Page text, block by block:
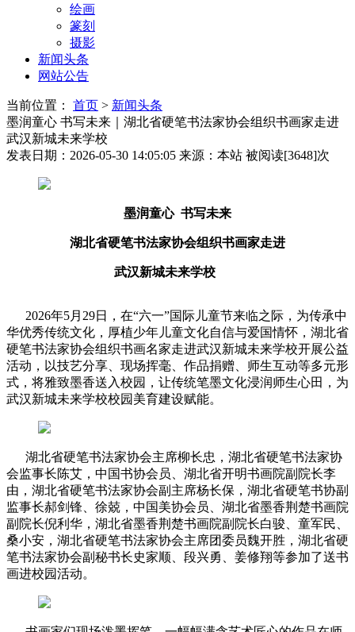
绘画
篆刻
摄影
新闻头条
网站公告
当前位置： 首页 > 新闻头条
墨润童心 书写未来｜湖北省硬笔书法家协会组织书画家走进
武汉新城未来学校
发表日期：2026-05-30 14:05:05 来源：本站 被阅读[3648]次
墨润童心 书写未来
湖北省硬笔书法家协会组织书画家走进
武汉新城未来学校
2026年5月29日，在“六一”国际儿童节来临之际，为传承中
华优秀传统文化，厚植少年儿童文化自信与爱国情怀，湖北省
硬笔书法家协会组织书画名家走进武汉新城未来学校开展公益
活动，以技艺分享、现场挥毫、作品捐赠、师生互动等多元形
式，将雅致墨香送入校园，让传统笔墨文化浸润师生心田，为
武汉新城未来学校校园美育建设赋能。
湖北省硬笔书法家协会主席柳长忠，湖北省硬笔书法家协
会监事长陈艾，中国书协会员、湖北省开明书画院副院长李
由，湖北省硬笔书法家协会副主席杨长保，湖北省硬笔书协副
监事长郝剑锋、徐兢，中国美协会员、湖北省墨香荆楚书画院
副院长倪利华，湖北省墨香荆楚书画院副院长白骏、童军民、
桑小安，湖北省硬笔书法家协会主席团委员魏开胜，湖北省硬
笔书法家协会副秘书长史家顺、段兴勇、姜修翔等参加了送书
画进校园活动。